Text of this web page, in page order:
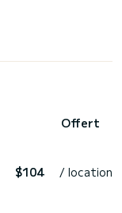
Offert
$104 / location